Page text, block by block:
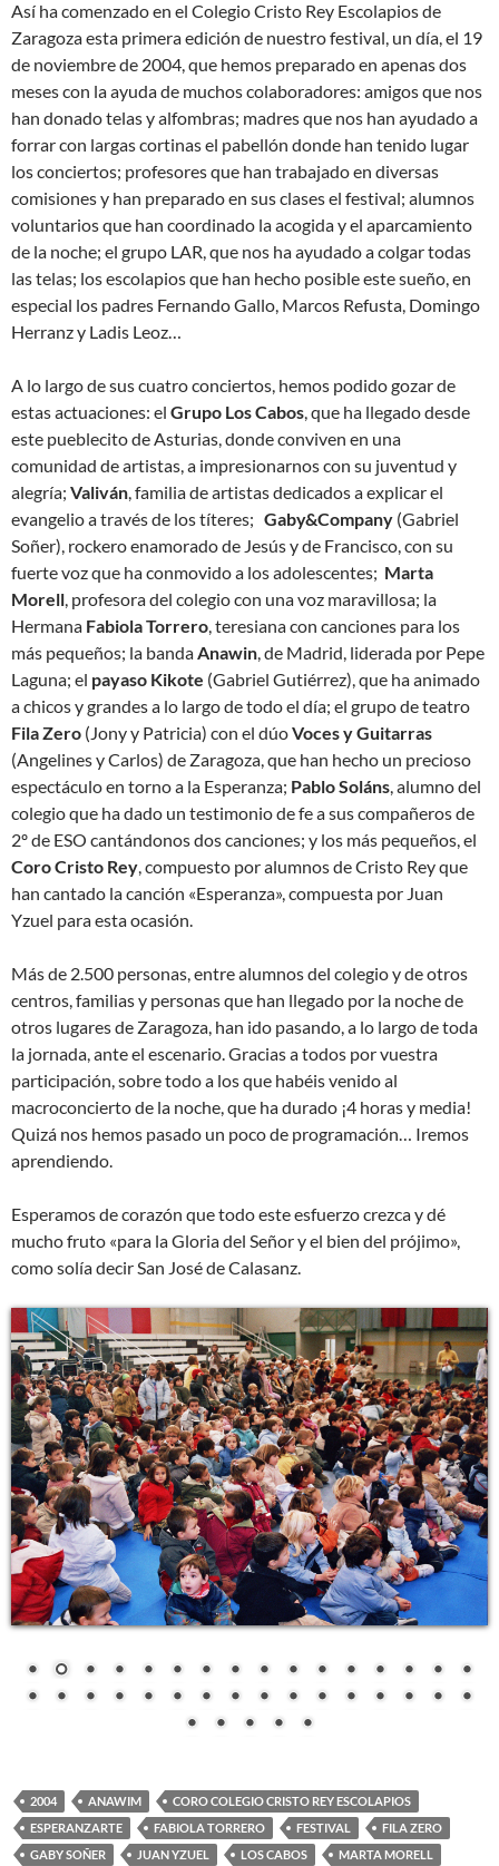
Así ha comenzado en el Colegio Cristo Rey Escolapios de
Zaragoza esta primera edición de nuestro festival, un día, el 19
de noviembre de 2004, que hemos preparado en apenas dos
meses con la ayuda de muchos colaboradores: amigos que nos
han donado telas y alfombras; madres que nos han ayudado a
forrar con largas cortinas el pabellón donde han tenido lugar
los conciertos; profesores que han trabajado en diversas
comisiones y han preparado en sus clases el festival; alumnos
voluntarios que han coordinado la acogida y el aparcamiento
de la noche; el grupo LAR, que nos ha ayudado a colgar todas
las telas; los escolapios que han hecho posible este sueño, en
especial los padres Fernando Gallo, Marcos Refusta, Domingo
Herranz y Ladis Leoz…
A lo largo de sus cuatro conciertos, hemos podido gozar de
estas actuaciones: el Grupo Los Cabos , que ha llegado desde
este pueblecito de Asturias, donde conviven en una
comunidad de artistas, a impresionarnos con su juventud y
alegría; Valiván , familia de artistas dedicados a explicar el
evangelio a través de los títeres; Gaby&Company (Gabriel
Soñer), rockero enamorado de Jesús y de Francisco, con su
fuerte voz que ha conmovido a los adolescentes; Marta
Morell , profesora del colegio con una voz maravillosa; la
Hermana Fabiola Torrero , teresiana con canciones para los
más pequeños; la banda Anawin , de Madrid, liderada por Pepe
Laguna; el payaso Kikote (Gabriel Gutiérrez), que ha animado
a chicos y grandes a lo largo de todo el día; el grupo de teatro
Fila Zero (Jony y Patricia) con el dúoVoces y Guitarras
(Angelines y Carlos) de Zaragoza, que han hecho un precioso
espectáculo en torno a la Esperanza; Pablo Soláns , alumno del
colegio que ha dado un testimonio de fe a sus compañeros de
2º de ESO cantándonos dos canciones; y los más pequeños, el
Coro Cristo Rey , compuesto por alumnos de Cristo Rey que
han cantado la canción «Esperanza», compuesta por Juan
Yzuel para esta ocasión.
Más de 2.500 personas, entre alumnos del colegio y de otros
centros, familias y personas que han llegado por la noche de
otros lugares de Zaragoza, han ido pasando, a lo largo de toda
la jornada, ante el escenario. Gracias a todos por vuestra
participación, sobre todo a los que habéis venido al
macroconcierto de la noche, que ha durado ¡4 horas y media!
Quizá nos hemos pasado un poco de programación… Iremos
aprendiendo.
Esperamos de corazón que todo este esfuerzo crezca y dé
mucho fruto «para la Gloria del Señor y el bien del prójimo»,
como solía decir San José de Calasanz.
2004 ANAWIM
CORO COLEGIO CRISTO REY ESCOLAPIOS
ESPERANZARTE
FABIOLA TORRERO FESTIVAL
FILA ZERO
GABY SOÑER
JUAN YZUEL LOS CABOS
MARTA MORELL